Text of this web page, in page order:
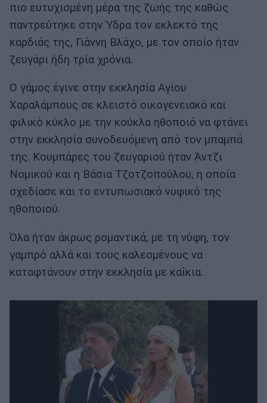
πιο ευτυχισμένη μέρα της ζωής της καθώς
παντρεύτηκε στην Ύδρα τον εκλεκτό της
καρδιάς της, Γιάννη Βλάχο, με τον οποίο ήταν
ζευγάρι ήδη τρία χρόνια.
Ο γάμος έγινε στην εκκλησία Αγίου
Χαραλάμπους σε κλειστό οικογενειακό και
φιλικό κύκλο με την κούκλα ηθοποιό να φτάνει
στην εκκλησία συνοδευόμενη από τον μπαμπά
της. Κουμπάρες του ζευγαριού ήταν Άντζι
Νομικού και η Βάσια Τζοτζοπούλου, η οποία
σχεδίασε και το εντυπωσιακό νυφικό της
ηθοποιού.
Όλα ήταν άκρως ρομαντικά, με τη νύφη, τον
γαμπρό αλλά και τους καλεσμένους να
καταφτάνουν στην εκκλησία με καΐκια.